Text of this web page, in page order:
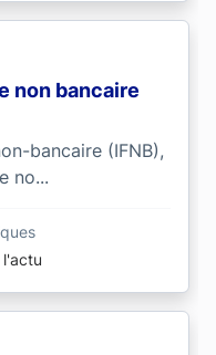
non bancaire
bancaire (IFNB),
no...